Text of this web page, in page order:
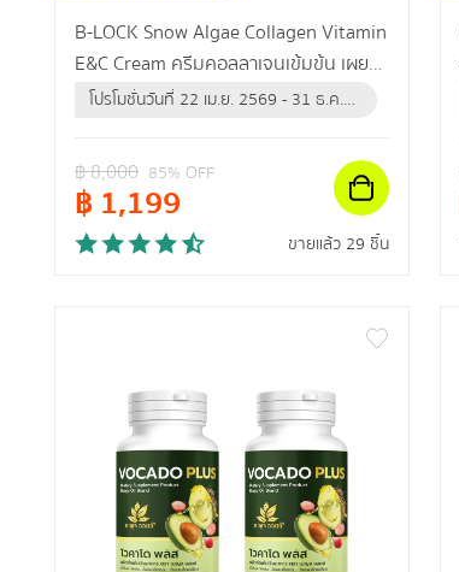
แถม เซรั่มวิตซี 2 ขวด
B-LOCK Snow Algae Collagen Vitamin
E&C Cream ครีมคอลลาเจนเข้มข้น เผย
ผิวกระชับเต่งตึง ไรริ้วรอย
โปรโมชั่นวันที่ 22 เม.ย. 2569 - 31 ธ.ค.
฿8,000 85% OFF
฿1,199
ขายแล้ว 29 ชิ้น